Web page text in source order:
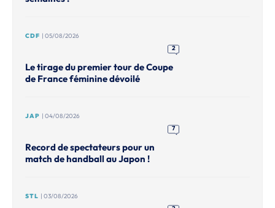
CDF | 05/08/2026
2
Le tirage du premier tour de Coupe
de France féminine dévoilé
JAP | 04/08/2026
7
Record de spectateurs pour un
match de handball au Japon !
STL | 03/08/2026